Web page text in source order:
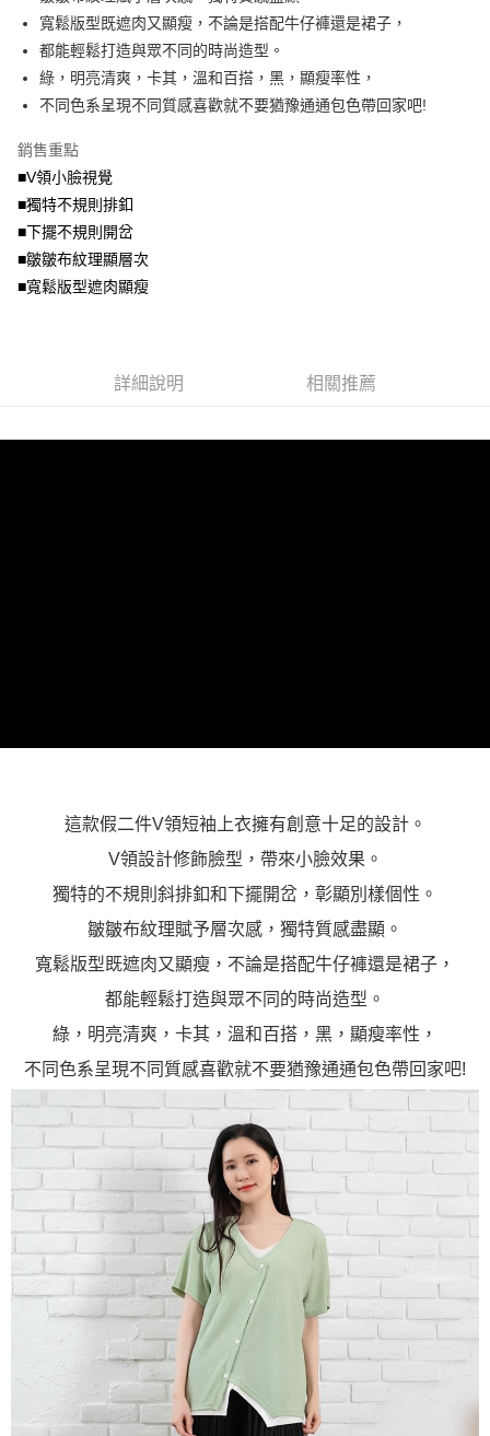
1.分期款項不併入電信帳單，「大哥付你分期」於每月結算日後寄送繳費提
醒簡訊。
2.透過簡訊連結打開帳單後，可選擇「超商條碼／台灣大直營門市／銀行轉
帳／街口支付／iPASS MONEY」等通路繳費。
【注意事項】
用戶於交易時，得透過本服務購買商品或服務，並由商店將買賣／分期付款
買賣價金債權讓與本公司後，依約使用本公司帳單繳交帳款。
資料（包含姓名、電話或地址）提供予台灣大哥大進項蒐集、處理及利用，
由本公司與您本人進行分期帳單所需資料之確認、核對及更正。
3.完整用戶服務條款，請詳閱以下連結：
【「AFTEE先享後付」結帳流程】
１．於結帳方式選擇「AFTEE先享後付」後，將跳轉至「AFTEE先享後付」
２．訂單成立數日內，您將收到繳費通知簡訊。
３．收到繳費通知簡訊後14天內，點擊此簡訊中的連結，可透過四大超商／
※ 請注意：結帳手續完成當下不需立刻繳費，但若您需要取消訂單，請聯絡
購買商品的店家。未經商家同意取消之訂單仍視為有效，需透過AFTEE先享
後付繳納相關費用。
※ 交易是否成功請以「AFTEE先享後付 」之結帳頁面顯示為準，若有關於
是否繳費成功／繳費後需取消欲退款等相關疑問，請聯繫「AFTEE先享後付
客戶支援中心」 https://netprotections.freshdesk.com/support/home
【注意事項】
https://aftee.tw/terms/#terms3
任。
每筆NT$70，滿NT$699(含以上)免運費
付款後全家取貨
每筆NT$70，滿NT$799(含以上)免運費
付款後7-11取貨
每筆NT$70，滿NT$699(含以上)免運費
宅配
寬鬆版型既遮肉又顯瘦，不論是搭配牛仔褲還是裙子，
都能輕鬆打造與眾不同的時尚造型。
綠，明亮清爽，卡其，溫和百搭，黑，顯瘦率性，
不同色系呈現不同質感喜歡就不要猶豫通通包色帶回家吧!
銷售重點
■V領小臉視覺
■獨特不規則排釦
■下擺不規則開岔
■皺皺布紋理顯層次
■寬鬆版型遮肉顯瘦
詳細說明 相關推薦
這款假二件V領短袖上衣擁有創意十足的設計。
V領設計修飾臉型，帶來小臉效果。
獨特的不規則斜排釦和下擺開岔，彰顯別樣個性。
皺皺布紋理賦予層次感，獨特質感盡顯。
寬鬆版型既遮肉又顯瘦，不論是搭配牛仔褲還是裙子，
都能輕鬆打造與眾不同的時尚造型。
綠，明亮清爽，卡其，溫和百搭，黑，顯瘦率性，
不同色系呈現不同質感喜歡就不要猶豫通通包色帶回家吧!